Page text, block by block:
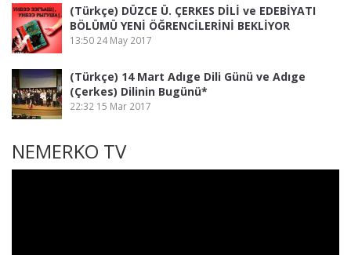
(Türkçe) DÜZCE Ü. ÇERKES DİLİ ve EDEBİYATI
BÖLÜMÜ YENİ ÖĞRENCİLERİNİ BEKLİYOR
13:50 24 May 2017
(Türkçe) 14 Mart Adıge Dili Günü ve Adıge
(Çerkes) Dilinin Bugünü*
22:32 15 Mar 2017
NEMERKO TV